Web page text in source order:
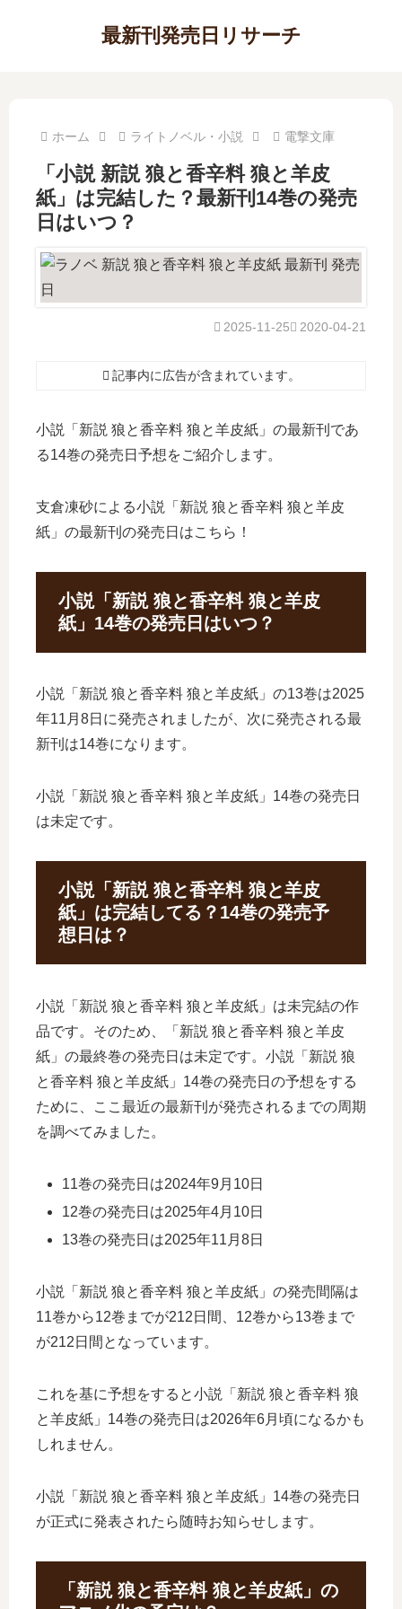
最新刊発売日リサーチ
ホーム ライトノベル・小説 電撃文庫
「小説 新説 狼と香辛料 狼と羊皮
紙」は完結した？最新刊14巻の発売
日はいつ？
2020-04-21
2025-11-25
記事内に広告が含まれています。
小説「新説 狼と香辛料 狼と羊皮紙」の最新刊であ
る14巻の発売日予想をご紹介します。
支倉凍砂による小説「新説 狼と香辛料 狼と羊皮
紙」の最新刊の発売日はこちら！
小説「新説 狼と香辛料 狼と羊皮
紙」14巻の発売日はいつ？
小説「新説 狼と香辛料 狼と羊皮紙」の13巻は2025
年11月8日に発売されましたが、次に発売される最
新刊は14巻になります。
小説「新説 狼と香辛料 狼と羊皮紙」14巻の発売日
は未定です。
小説「新説 狼と香辛料 狼と羊皮
紙」は完結してる？14巻の発売予
想日は？
小説「新説 狼と香辛料 狼と羊皮紙」は未完結の作
品です。そのため、「新説 狼と香辛料 狼と羊皮
紙」の最終巻の発売日は未定です。小説「新説 狼
と香辛料 狼と羊皮紙」14巻の発売日の予想をする
ために、ここ最近の最新刊が発売されるまでの周期
を調べてみました。
11巻の発売日は2024年9月10日
12巻の発売日は2025年4月10日
13巻の発売日は2025年11月8日
小説「新説 狼と香辛料 狼と羊皮紙」の発売間隔は
11巻から12巻までが212日間、12巻から13巻まで
が212日間となっています。
これを基に予想をすると小説「新説 狼と香辛料 狼
と羊皮紙」14巻の発売日は2026年6月頃になるかも
しれません。
小説「新説 狼と香辛料 狼と羊皮紙」14巻の発売日
が正式に発表されたら随時お知らせします。
「新説 狼と香辛料 狼と羊皮紙」の